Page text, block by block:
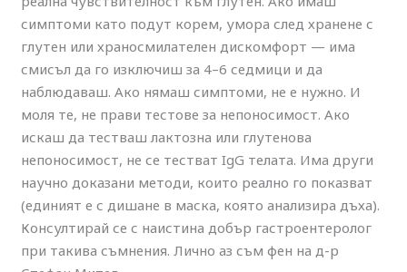
симптоми като подут корем, умора след хранене с
глутен или храносмилателен дискомфорт — има
смисъл да го изключиш за 4–6 седмици и да
наблюдаваш. Ако нямаш симптоми, не е нужно. И
моля те, не прави тестове за непоносимост. Ако
искаш да тестваш лактозна или глутенова
непоносимост, не се тестват IgG телата. Има други
научно доказани методи, които реално го показват
(единият е с дишане в маска, която анализира дъха).
Консултирай се с наистина добър гастроентеролог
при такива съмнения. Лично аз съм фен на д-р